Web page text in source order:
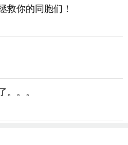
救你的同胞们！
。。。